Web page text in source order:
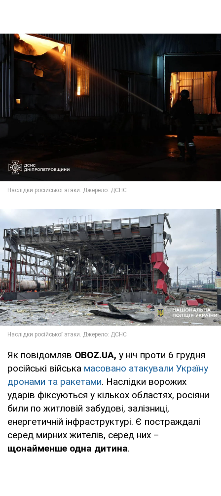
Як повідомляв OBOZ.UA, у ніч проти 6 грудня
російські війська масовано атакували Україну
дронами та ракетами. Наслідки ворожих
ударів фіксуються у кількох областях, росіяни
били по житловій забудові, залізниці,
енергетичній інфраструктурі. Є постраждалі
серед мирних жителів, серед них –
щонайменше одна дитина.